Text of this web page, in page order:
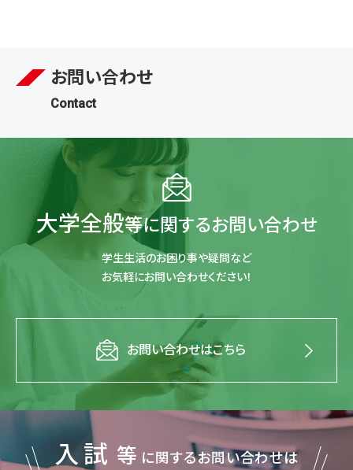
お問い合わせ
Contact
大学全般等に関するお問い合わせ
学生生活のお困り事や疑問など
お気軽にお問い合わせください！
お問い合わせはこちら
入試 等 に関するお問い合わせは